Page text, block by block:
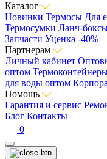
Каталог
Новинки Термосы Для
Термосумки Ланч-
Запчасти Уценка -40%
Партнерам
Личный кабинет
оптом
для воды оптом
Помощь
Гарантия и сервис
Блог Контакты
0